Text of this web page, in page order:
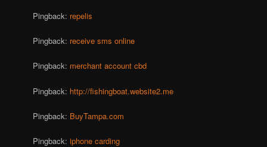
Pingback: repelis
Pingback: receive sms online
Pingback: merchant account cbd
Pingback: http://fishingboat.website2.me
Pingback: BuyTampa.com
Pingback:iphone carding